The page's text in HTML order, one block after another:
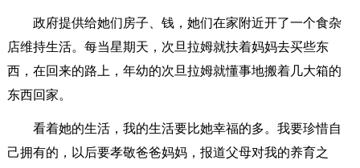
政府提供给她们房子、钱，她们在家附近开了一个食杂
店维持生活。每当星期天，次旦拉姆就扶着妈妈去买些东
西，在回来的路上，年幼的次旦拉姆就懂事地搬着几大箱的
东西回家。
看着她的生活，我的生活要比她幸福的多。我要珍惜自
己拥有的，以后要孝敬爸爸妈妈，报道父母对我的养育之